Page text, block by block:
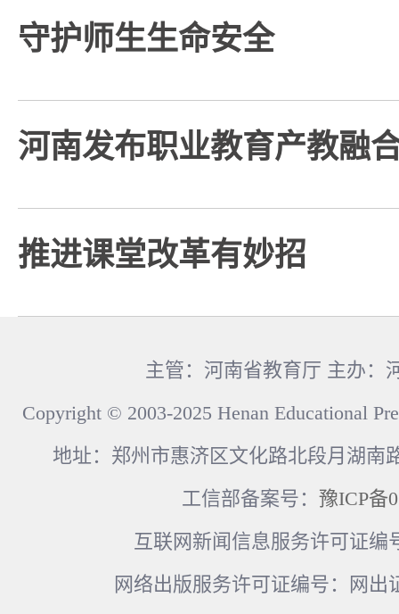
守护师生生命安全
河南发布职业教育产教融
推进课堂改革有妙招
主管：河南省教育厅 主办：
Copyright © 2003-2025 Henan Educational
地址：郑州市惠济区文化路北段月湖南
工信部备案号： 豫ICP备
互联网新闻信息服务许可证编
网络出版服务许可证编号：网出